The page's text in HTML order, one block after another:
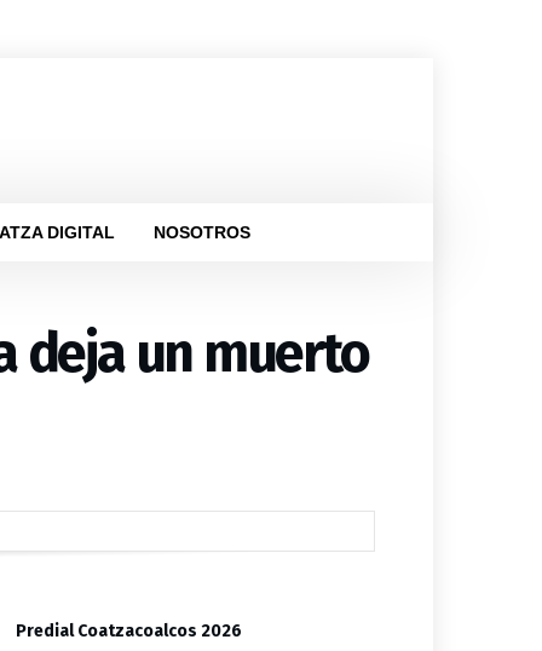
DIGITAL NOSOTROS
deja un muerto
Predial Coatzacoalcos 2026